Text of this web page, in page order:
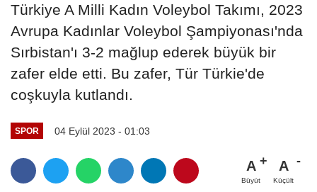
Türkiye A Milli Kadın Voleybol Takımı, 2023
Avrupa Kadınlar Voleybol Şampiyonası'nda
Sırbistan'ı 3-2 mağlup ederek büyük bir
zafer elde etti. Bu zafer, Tür Türkie'de
coşkuyla kutlandı.
SPOR 04 Eylül 2023 - 01:03
A
Büyüt
A
Küçült